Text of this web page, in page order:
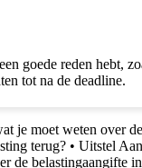
goede reden hebt,
tot na de deadline.
je moet weten over
terug? • Uitstel
de belastingaangifte